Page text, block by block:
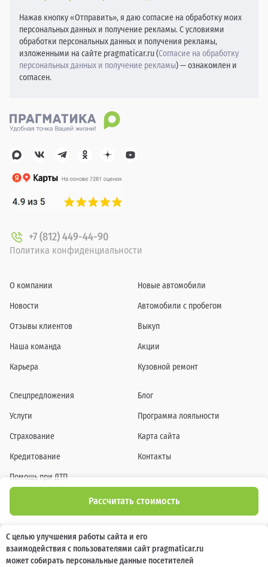
Нажав кнопку «Отправить», я даю согласие на обработку моих
персональных данных и получение рекламы. С условиями
обработки персональных данных и получения рекламы,
изложенными на сайте pragmaticar.ru (Согласие на обработку
персональных данных и получение рекламы) — ознакомлен и
согласен.
Рассчитать стоимость
+7 (812) 449-44-90
Политика конфиденциальности
О компании
Новости
Отзывы клиентов
Наша команда
Карьера
Новые автомобили
Автомобили с пробегом
Выкуп
Акции
Кузовной ремонт
Спецпредложения
Услуги
Страхование
Кредитование
Помощь при ДТП
Блог
Программа лояльности
Карта сайта
Контакты
Информация о технических характеристиках, составе комплектаций, цветовой
гамме и стоимости автомобилей, а также действующих акциях, сроках и условиях
их проведения, указанных на сайте www.pragmaticar.ru, носит информационный
характер и ни при каких условиях не является публичной офертой,
С целью улучшения работы сайта и его
взаимодействия с пользователями сайт pragmaticar.ru
может собирать персональные данные посетителей